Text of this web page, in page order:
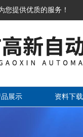
您提供优质的服务！
品展示 资料下载